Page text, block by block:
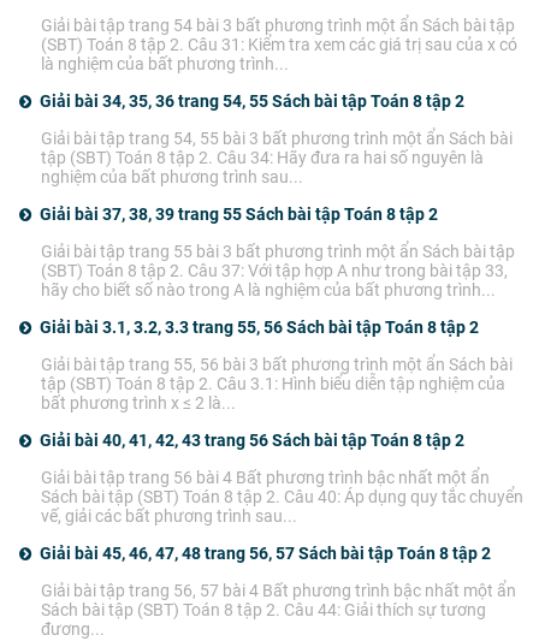
Giải bài tập trang 54 bài 3 bất phương trình một ẩn Sách bài tập
(SBT) Toán 8 tập 2. Câu 31: Kiểm tra xem các giá trị sau của x có
là nghiệm của bất phương trình...
Giải bài 34, 35, 36 trang 54, 55 Sách bài tập Toán 8 tập 2
Giải bài tập trang 54, 55 bài 3 bất phương trình một ẩn Sách bài
tập (SBT) Toán 8 tập 2. Câu 34: Hãy đưa ra hai số nguyên là
nghiệm của bất phương trình sau...
Giải bài 37, 38, 39 trang 55 Sách bài tập Toán 8 tập 2
Giải bài tập trang 55 bài 3 bất phương trình một ẩn Sách bài tập
(SBT) Toán 8 tập 2. Câu 37: Với tập hợp A như trong bài tập 33,
hãy cho biết số nào trong A là nghiệm của bất phương trình...
Giải bài 3.1, 3.2, 3.3 trang 55, 56 Sách bài tập Toán 8 tập 2
Giải bài tập trang 55, 56 bài 3 bất phương trình một ẩn Sách bài
tập (SBT) Toán 8 tập 2. Câu 3.1: Hình biểu diễn tập nghiệm của
bất phương trình x ≤ 2 là...
Giải bài 40, 41, 42, 43 trang 56 Sách bài tập Toán 8 tập 2
Giải bài tập trang 56 bài 4 Bất phương trình bậc nhất một ẩn
Sách bài tập (SBT) Toán 8 tập 2. Câu 40: Áp dụng quy tắc chuyển
vế, giải các bất phương trình sau...
Giải bài 45, 46, 47, 48 trang 56, 57 Sách bài tập Toán 8 tập 2
Giải bài tập trang 56, 57 bài 4 Bất phương trình bậc nhất một ẩn
Sách bài tập (SBT) Toán 8 tập 2. Câu 44: Giải thích sự tương
đương...